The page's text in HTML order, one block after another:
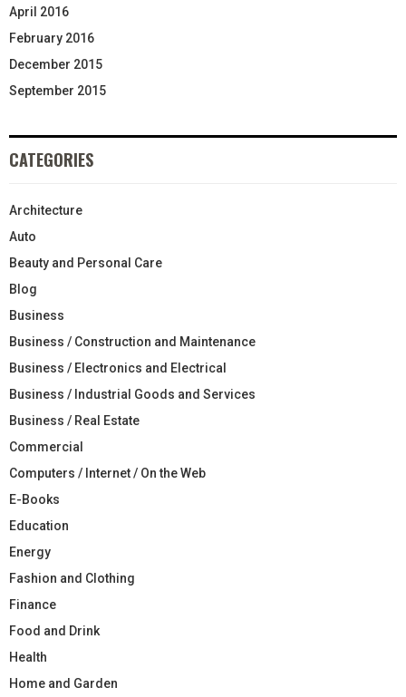
April 2016
February 2016
December 2015
September 2015
CATEGORIES
Architecture
Auto
Beauty and Personal Care
Blog
Business
Business / Construction and Maintenance
Business / Electronics and Electrical
Business / Industrial Goods and Services
Business / Real Estate
Commercial
Computers / Internet / On the Web
E-Books
Education
Energy
Fashion and Clothing
Finance
Food and Drink
Health
Home and Garden